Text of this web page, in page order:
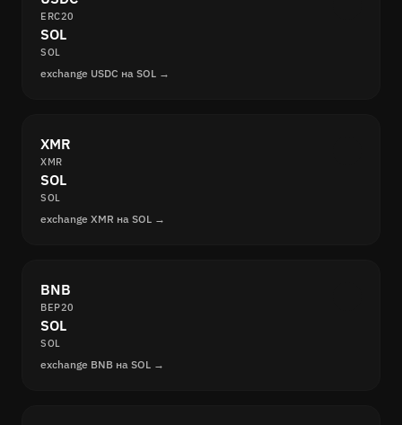
ERC20
SOL
SOL
exchange USDC на SOL →
XMR
XMR
SOL
SOL
exchange XMR на SOL →
BNB
BEP20
SOL
SOL
exchange BNB на SOL →